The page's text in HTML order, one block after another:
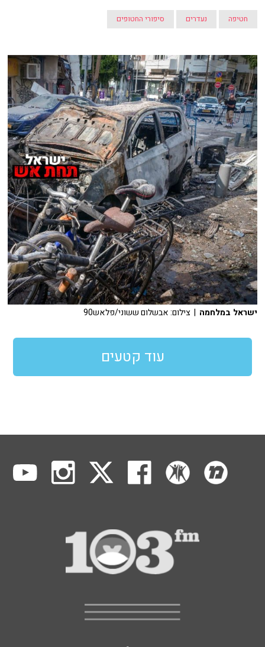
חטיפה נעדרים סיפורי החטופים
ישראל במלחמה | צילום: אבשלום ששוני/פלאש90
עוד קטעים